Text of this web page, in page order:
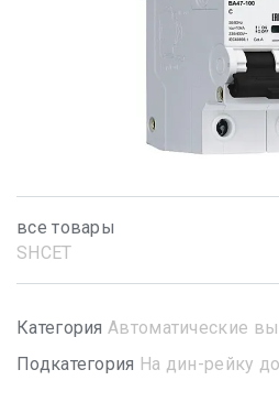
все товары
SHСET
Категория Автоматические
Подкатегория На дин-рейку